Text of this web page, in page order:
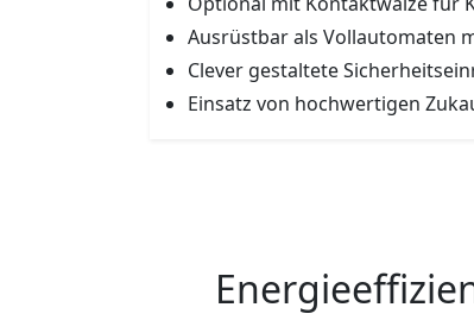
Ausrüstbar als Vollautomaten
Clever gestaltete
Einsatz von hochwertigen